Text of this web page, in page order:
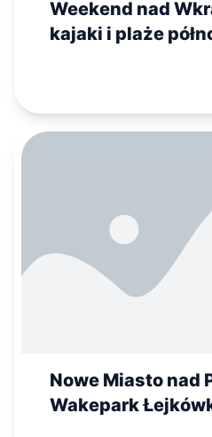
Weekend nad
kajaki i plaże
Nowe Miasto nad
Wakepark